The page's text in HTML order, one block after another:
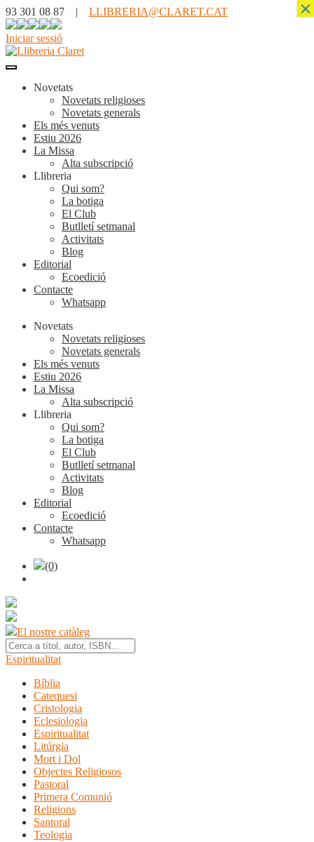
93 301 08 87 | LLIBRERIA@CLARET.CAT
Iniciar sessió
Novetats
Novetats religioses
Novetats generals
Els més venuts
Estiu 2026
La Missa
Alta subscripció
Llibreria
Qui som?
La botiga
El Club
Butlletí setmanal
Activitats
Blog
Editorial
Ecoedició
Contacte
Whatsapp
Novetats
Novetats religioses
Novetats generals
Els més venuts
Estiu 2026
La Missa
Alta subscripció
Llibreria
Qui som?
La botiga
El Club
Butlletí setmanal
Activitats
Blog
Editorial
Ecoedició
Contacte
Whatsapp
(0)
El nostre catàleg
Espiritualitat
Bíblia
Catequesi
Cristologia
Eclesiologia
Espiritualitat
Litúrgia
Mort i Dol
Objectes Religiosos
Pastoral
Primera Comunió
Religions
Santoral
Teologia
×